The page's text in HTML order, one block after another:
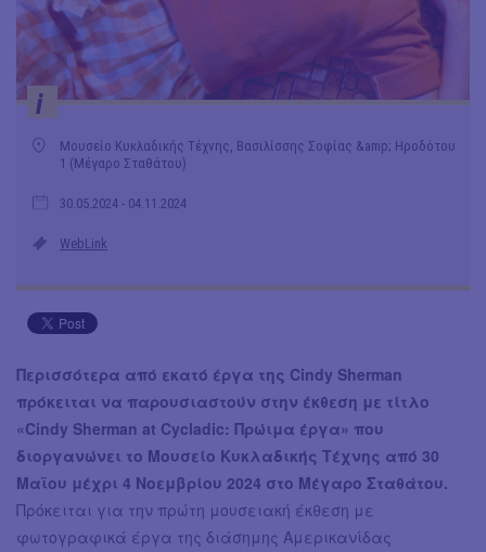
i
Μουσείο Κυκλαδικής Τέχνης, Βασιλίσσης Σοφίας &amp; Ηροδότου
1 (Μέγαρο Σταθάτου)
30.05.2024 - 04.11.2024
WebLink
Περισσότερα από εκατό έργα της Cindy Sherman
πρόκειται να παρουσιαστούν στην έκθεση με τίτλο
«Cindy Sherman at Cycladic: Πρώιμα έργα» που
διοργανώνει το Μουσείο Κυκλαδικής Τέχνης από 30
Mαϊου μέχρι 4 Νοεμβρίου 2024 στο Μέγαρο Σταθάτου.
Πρόκειται για την πρώτη μουσειακή έκθεση με
φωτογραφικά έργα της διάσημης Αμερικανίδας